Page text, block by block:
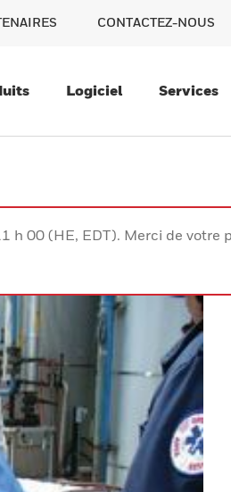
CONTACTEZ-NOUS
Logiciel Services
00 (HE, EDT). Merci de